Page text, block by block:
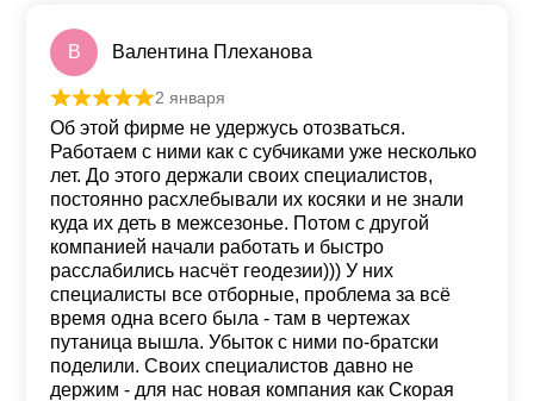
В Валентина Плеханова
Оценка из 5
2 января
Об этой фирме не удержусь отозваться.
Работаем с ними как с субчиками уже несколько
лет. До этого держали своих специалистов,
постоянно расхлебывали их косяки и не знали
куда их деть в межсезонье. Потом с другой
компанией начали работать и быстро
расслабились насчёт геодезии))) У них
специалисты все отборные, проблема за всё
время одна всего была - там в чертежах
путаница вышла. Убыток с ними по-братски
поделили. Своих специалистов давно не
держим - для нас новая компания как Скорая